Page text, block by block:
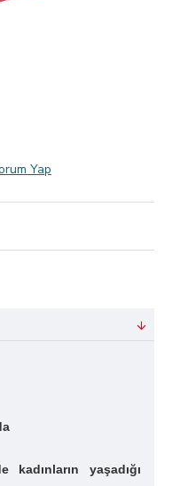
Yap
kadınların yaşadığı